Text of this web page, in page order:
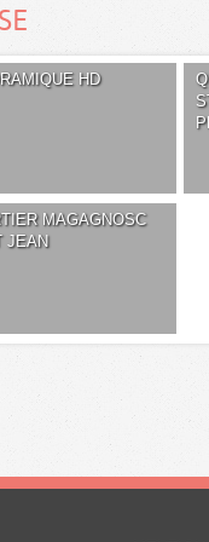
HD
MAGAGNOSC
JEAN